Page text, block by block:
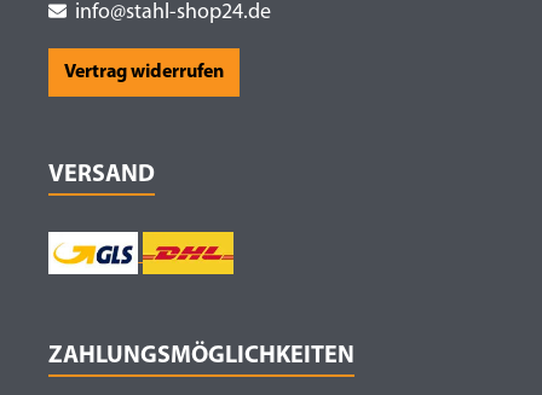
info@stahl-shop24.de
Vertrag widerrufen
VERSAND
ZAHLUNGSMÖGLICHKEITEN